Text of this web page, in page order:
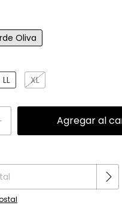
Oliva
LL XL